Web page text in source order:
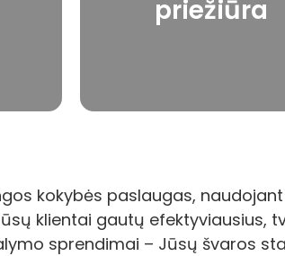
priežiūra
jos visada būtų saugios ir
kokybės paslaugas,
klientai gautų efektyviausius,
sprendimai – Jūsų švaros